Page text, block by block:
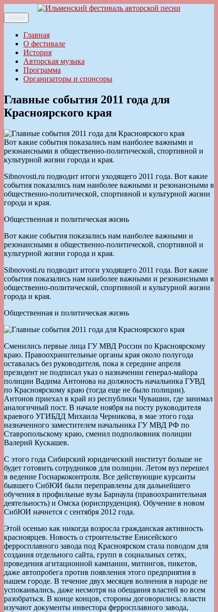
к
содержимому
Ильменский фестиваль авторской песни
Меню
Главная
О фестивале
История
Авторская музыка
Программа
Организаторы и спонсоры
Главные события 2011 года для
Красноярского края
Вот какие события показались нам наиболее важными и
резонансными в общественно-политической, спортивной и
культурной жизни города и края.
Sibnovosti.ru подводит итоги уходящего 2011 года. Вот какие
события показались нам наиболее важными и резонансными в
общественно-политической, спортивной и культурной жизни
города и края.
Общественная и политическая жизнь
Вот какие события показались нам наиболее важными и
резонансными в общественно-политической, спортивной и
культурной жизни города и края.
Sibnovosti.ru подводит итоги уходящего 2011 года. Вот какие
события показались нам наиболее важными и резонансными в
общественно-политической, спортивной и культурной жизни
города и края.
Общественная и политическая жизнь
Сменились первые лица ГУ МВД России по Красноярскому
краю. Правоохранительные органы края около полугода
оставалась без руководителя, пока в середине апреля
президент не подписал указ о назначении генерал-майора
полиции Вадима Антонова на должность начальника ГУВД
по Красноярскому краю (тогда еще не было полиции).
Антонов приехал в край из республики Чувашии, где занимал
аналогичный пост. В начале ноября на посту руководителя
краевого УГИБДД Михаила Черникова, в мае этого года
назначенного заместителем начальника ГУ МВД РФ по
Ставропольскому краю, сменил подполковник полиции
Валерий Кускашев.
С этого года Сибирский юридический институт больше не
будет готовить сотрудников для полиции. Летом вуз перешел
в ведение Госнаркоконтроля. Все действующие курсанты
бывшего СибЮИ были переправлены для дальнейшего
обучения в профильные вузы Барнаула (правоохранительная
деятельность) и Омска (юриспруденция). Обучение в новом
СибЮИ начнется с сентября 2012 года.
Этой осенью как никогда возросла гражданская активность
красноярцев. Новость о строительстве Енисейского
ферросплавного завода под Красноярском стала поводом для
создания отдельного сайта, групп в социальных сетях,
проведения агитационной кампании, митингов, пикетов,
даже автопробега против появления этого предприятия в
нашем городе. В течение двух месяцев волнения в народе не
успокаивались, даже несмотря на обещания властей во всем
разобраться. В конце концов, стороны договорились: власти
изучают документы инвестора ферросплавного завода,